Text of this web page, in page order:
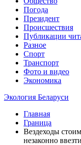
Погода
Президент
Происшествия
Публикации
Разное
Спорт
Транспорт
Фото и видео
Экономика
Экология Беларуси
Главная
Граница
Вездеходы
незаконно